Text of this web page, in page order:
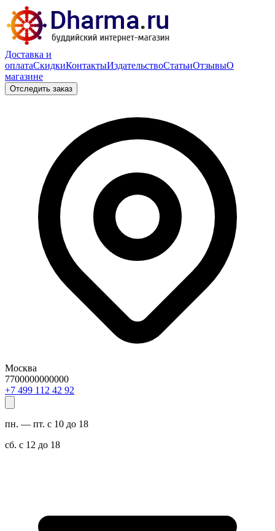
Доставка и
оплатаСкидкиКонтактыИздательствоСтатьиОтзывыО
магазине
Отследить заказ
Москва
7700000000000
29 24 211 994 7+
пн. — пт. с 10 до 18
сб. с 12 до 18